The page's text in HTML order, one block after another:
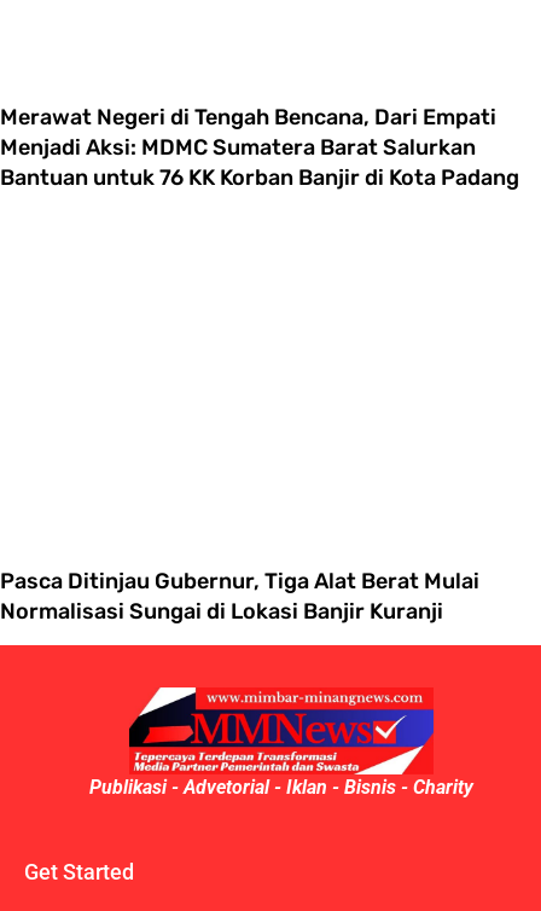
Merawat Negeri di Tengah Bencana, Dari Empati
Menjadi Aksi: MDMC Sumatera Barat Salurkan
Bantuan untuk 76 KK Korban Banjir di Kota Padang
Pasca Ditinjau Gubernur, Tiga Alat Berat Mulai
Normalisasi Sungai di Lokasi Banjir Kuranji
Publikasi - Advetorial - Iklan - Bisnis - Charity
Get Started